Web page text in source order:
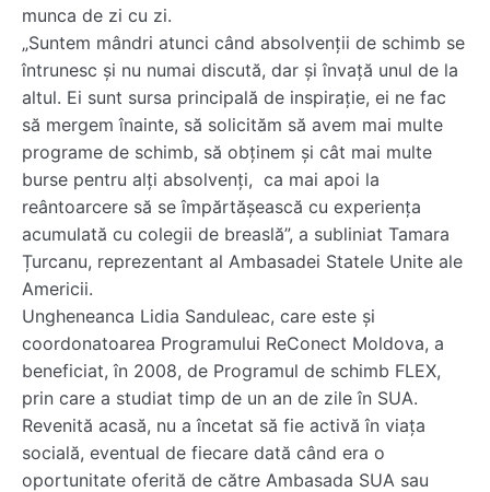
munca de zi cu zi.
„Suntem mândri atunci când absolvenții de schimb se
întrunesc și nu numai discută, dar și învață unul de la
altul. Ei sunt sursa principală de inspirație, ei ne fac
să mergem înainte, să solicităm să avem mai multe
programe de schimb, să obținem și cât mai multe
burse pentru alți absolvenți, ca mai apoi la
reântoarcere să se împărtășească cu experiența
acumulată cu colegii de breaslă”, a subliniat Tamara
Țurcanu, reprezentant al Ambasadei Statele Unite ale
Americii.
Ungheneanca Lidia Sanduleac, care este și
coordonatoarea Programului ReConect Moldova, a
beneficiat, în 2008, de Programul de schimb FLEX,
prin care a studiat timp de un an de zile în SUA.
Revenită acasă, nu a încetat să fie activă în viața
socială, eventual de fiecare dată când era o
oportunitate oferită de către Ambasada SUA sau